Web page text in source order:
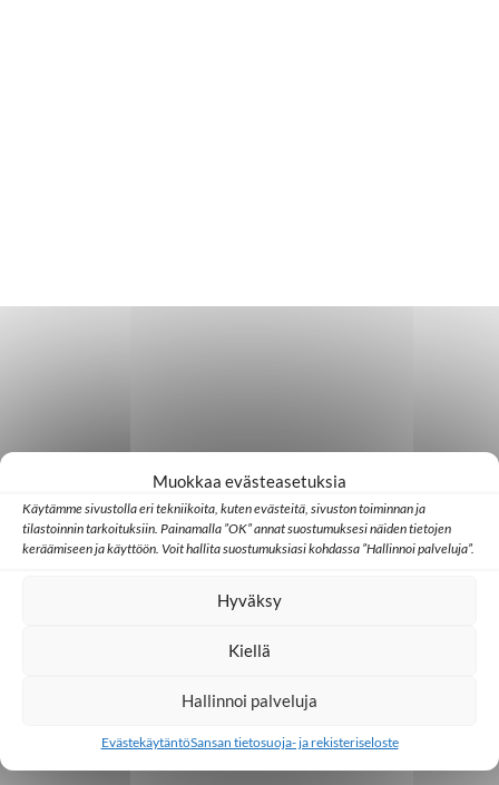
Muokkaa evästeasetuksia
Käytämme sivustolla eri tekniikoita, kuten evästeitä, sivuston toiminnan ja
tilastoinnin tarkoituksiin. Painamalla ”OK” annat suostumuksesi näiden tietojen
keräämiseen ja käyttöön. Voit hallita suostumuksiasi kohdassa ”Hallinnoi palveluja”.
Hyväksy
Kiellä
Hallinnoi palveluja
EvästekäytäntöSansan tietosuoja- ja rekisteriseloste